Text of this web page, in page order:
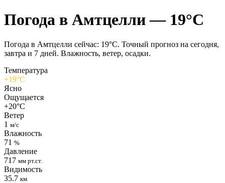
Погода в Амтцелли — 19°C
Погода в Амтцелли сейчас: 19°C. Точный прогноз на сегодня,
завтра и 7 дней. Влажность, ветер, осадки.
Температура
+19°C
Ясно
Ощущается
+20°C
Ветер
1 м/с
Влажность
71 %
Давление
717 мм рт.ст.
Видимость
35.7 км